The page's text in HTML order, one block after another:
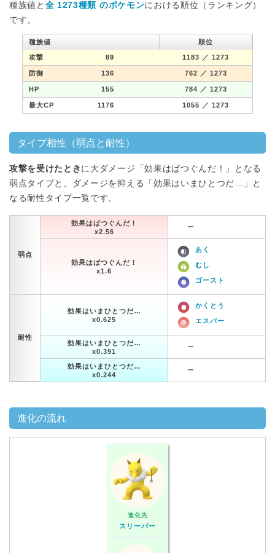
種族値と 全 1273種類 のポケモンにおける順位（ランキング）
です。
種族値 順位
攻撃 89 1183 ／ 1273
防御 136 762 ／ 1273
HP 155 784 ／ 1273
最大CP 1176 1055 ／ 1273
タイプ相性（弱点と耐性）
攻撃を受けたとき に大ダメージ「効果はばつぐんだ！」となる
弱点タイプと、ダメージを抑える「効果はいまひとつだ…」と
なる耐性タイプ一覧です。
弱点
効果はばつぐんだ！
x2.56
ー
効果はばつぐんだ！
x1.6
あく
むし
ゴースト
耐性
効果はいまひとつだ…
x0.625
かくとう
エスパー
効果はいまひとつだ…
x0.391
ー
効果はいまひとつだ…
x0.244
ー
進化の流れ
進化先
スリーパー